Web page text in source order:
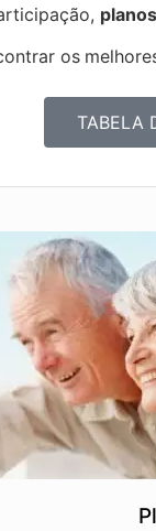
os
TABELA